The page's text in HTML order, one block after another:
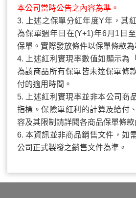
本公司當時公告之內容為準。
3. 上述之保單分紅年度Y年，其
為保單週年日在(Y+1)年6月1日
保單。實際發放條件以保單條款為
4. 上述紅利實現率數值如顯示為
為該商品所有保單皆未達保單條
付的適用時間。
5. 上述紅利實現率並非本公司商
指標。保險單紅利的計算及給付
容及其限制請詳閱各商品保單條款
6. 本資訊並非商品銷售文件，如
公司正式製發之銷售文件為準。